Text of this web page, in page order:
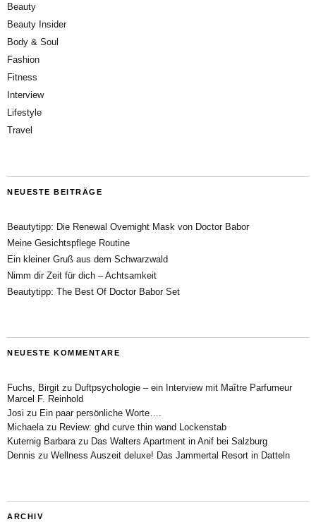
Beauty
Beauty Insider
Body & Soul
Fashion
Fitness
Interview
Lifestyle
Travel
NEUESTE BEITRÄGE
Beautytipp: Die Renewal Overnight Mask von Doctor Babor
Meine Gesichtspflege Routine
Ein kleiner Gruß aus dem Schwarzwald
Nimm dir Zeit für dich – Achtsamkeit
Beautytipp: The Best Of Doctor Babor Set
NEUESTE KOMMENTARE
Fuchs, Birgit zu Duftpsychologie – ein Interview mit Maître Parfumeur
Marcel F. Reinhold
Josi zu Ein paar persönliche Worte….
Michaela zu Review: ghd curve thin wand Lockenstab
Kuternig Barbara zu Das Walters Apartment in Anif bei Salzburg
Dennis zu Wellness Auszeit deluxe! Das Jammertal Resort in Datteln
ARCHIV